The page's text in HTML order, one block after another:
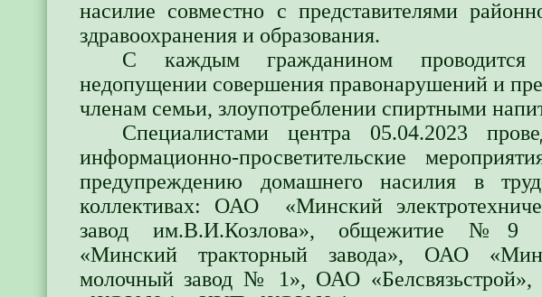
насилие совместно с представителями
здравоохранения и образования.
С каждым гражданином проводится
недопущении совершения правонарушений и
членам семьи, злоупотреблении спиртными
Специалистами центра 05.04.2023
информационно-просветительские
предупреждению домашнего насилия в
коллективах: ОАО «Минский
завод им.В.И.Козлова», общежитие №9
«Минский тракторный завода», ОАО
молочный завод № 1», ОАО